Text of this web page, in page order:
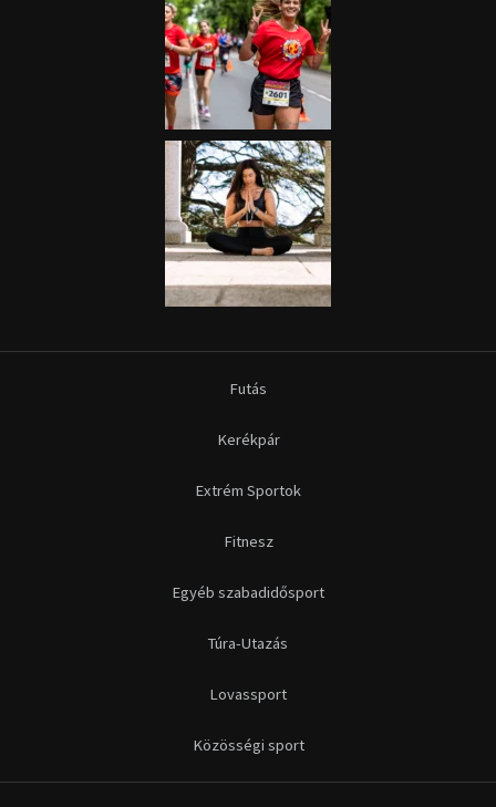
Futás
Kerékpár
Extrém Sportok
Fitnesz
Egyéb szabadidősport
Túra-Utazás
Lovassport
Közösségi sport